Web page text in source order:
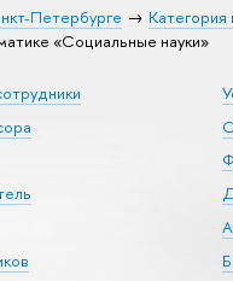
Петербурге
«Социальные науки»